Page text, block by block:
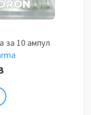
за 10 ампул